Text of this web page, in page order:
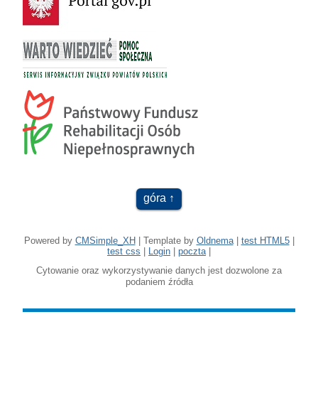
góra
Powered by CMSimple_XH| Template by Oldnema| test HTML5|
test css | Login | poczta |
Cytowanie oraz wykorzystywanie danych jest dozwolone za
podaniem źródła